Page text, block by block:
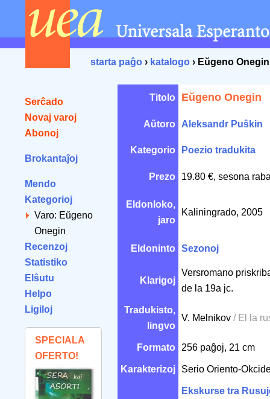
starta paĝo › katalogo › Eŭgeno Onegin
Serĉado
Novaj varoj
Abonoj
Brokantaĵoj
Mendo
Kategorioj
Varo: Eŭgeno
Onegin
Recenzoj
Statistiko
Elŝutu
Helpo
Ligiloj
SPECIALA
OFERTO!
Titolo Eŭgeno Onegin
Aŭtoro Aleksandr Puŝkin
Kategorio Poezio tradukita
Prezo 19.80 €, sesona
Eldonloko,
jaro
Kaliningrado, 2005
Eldoninto Sezonoj
Klarigoj
Versromano
de la 19a jc.
Tradukisto,
lingvo
V. Melnikov / El la
Formato 256 paĝoj, 21 cm
Karakterizoj Serio Oriento-
Ekskurse tra